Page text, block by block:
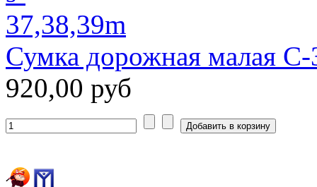
Сумка дорожная малая С-
920,00 руб